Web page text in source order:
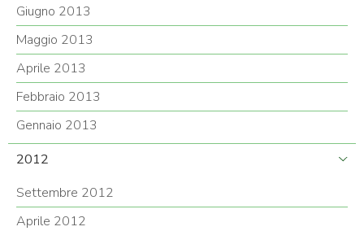
Giugno 2013
Maggio 2013
Aprile 2013
Febbraio 2013
Gennaio 2013
2012
Settembre 2012
Aprile 2012